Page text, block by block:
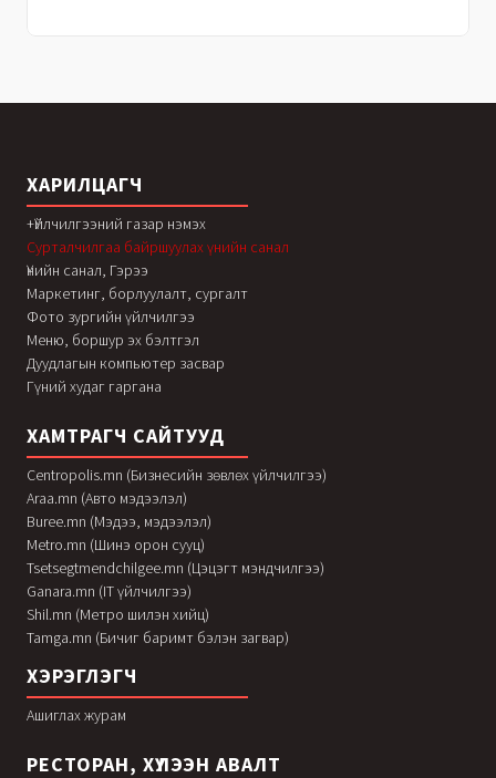
ХАРИЛЦАГЧ
+Үйлчилгээний газар нэмэх
Сурталчилгаа байршуулах үнийн санал
Үнийн санал, Гэрээ
Маркетинг, борлуулалт, сургалт
Фото зургийн үйлчилгээ
Меню, боршур эх бэлтгэл
Дуудлагын компьютер засвар
Гүний худаг гаргана
ХАМТРАГЧ САЙТУУД
Centropolis.mn (Бизнесийн зөвлөх үйлчилгээ)
Araa.mn (Авто мэдээлэл)
Buree.mn (Мэдээ, мэдээлэл)
Metro.mn (Шинэ орон сууц)
Tsetsegtmendchilgee.mn (Цэцэгт мэндчилгээ)
Ganara.mn (IT үйлчилгээ)
Shil.mn (Метро шилэн хийц)
Tamga.mn (Бичиг баримт бэлэн загвар)
ХЭРЭГЛЭГЧ
Ашиглах журам
РЕСТОРАН, ХҮЛЭЭН АВАЛТ